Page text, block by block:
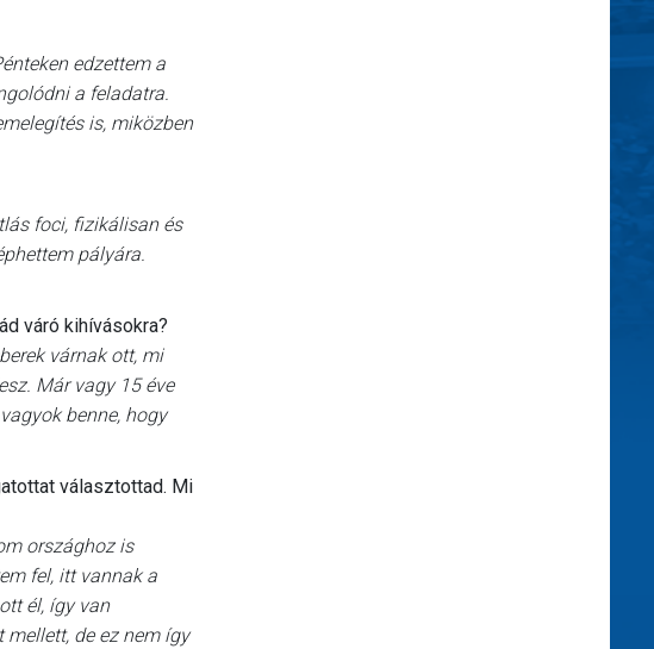
edzettem a
a feladatra.
is, miközben
foci, fizikálisan és
pályára.
váró kihívásokra?
várnak ott, mi
Már vagy 15 éve
benne, hogy
választottad. Mi
országhoz is
fel, itt vannak a
él, így van
de ez nem így